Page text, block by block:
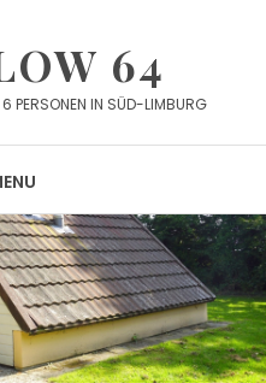
64
6 PERSONEN IN SÜD-LIMBURG